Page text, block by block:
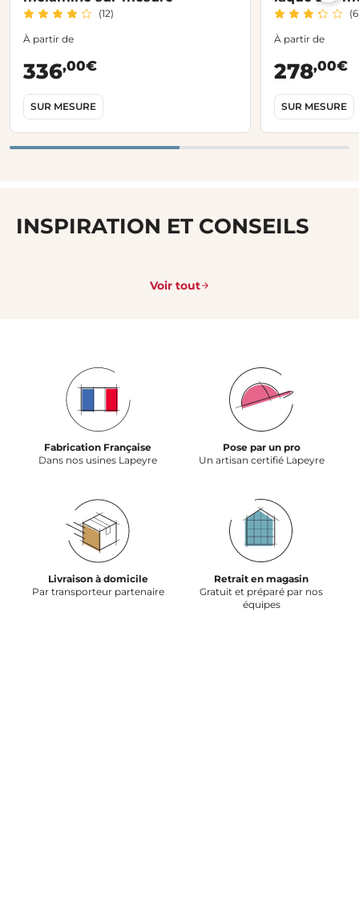
(12)
À partir de
336,00€
SUR MESURE
À partir de
278,00€
SUR MESURE
INSPIRATION ET CONSEILS
Voir tout
Fabrication Française
Dans nos usines Lapeyre
Pose par un pro
Un artisan certifié Lapeyre
Livraison à domicile
Par transporteur partenaire
Retrait en magasin
Gratuit et préparé par nos
équipes